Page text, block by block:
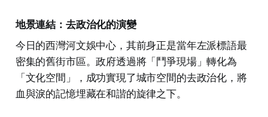
地景連結：去政治化的演變
今日的西灣河文娛中心，其前身正是當年左派標語最
密集的舊街市區。政府透過將「鬥爭現場」轉化為
「文化空間」，成功實現了城市空間的去政治化，將
血與淚的記憶埋藏在和諧的旋律之下。